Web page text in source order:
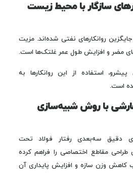
سازگار با محیط زیست
جایگزین روانکارهای نفتی شده‌اند. مزیت
مضر و افزایش طول عمر غلتک‌ها است.
استفاده از این روانکارها به
است.
با روش شبیه‌سازی
دقیق سه‌بعدی رفتار فولاد تحت
طراحی مقاطع اختصاصی را فراهم کرده
وزن سازه و افزایش پایداری آن